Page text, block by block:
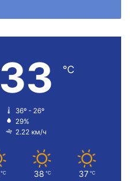
33 ℃
36º - 26º
29%
2.22 км/ч
℃ 38 ℃ 37 ℃